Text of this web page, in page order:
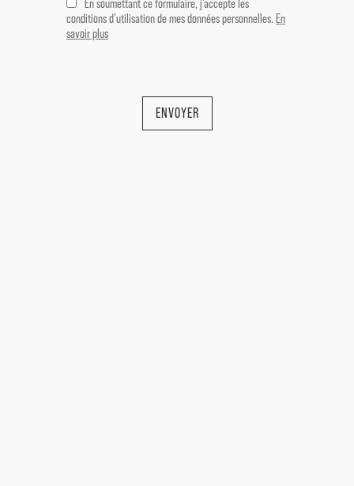
Immobilier de prestige Vaison la
En soumettant ce formulaire, j'accepte les
conditions d'utilisation de mes données personnelles. En
savoir plus
ENVOYER